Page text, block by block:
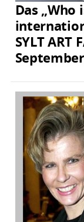
Das „Who
SYLT ART